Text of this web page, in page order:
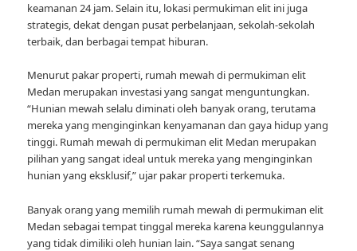
keamanan 24 jam. Selain itu, lokasi permukiman elit ini juga
strategis, dekat dengan pusat perbelanjaan, sekolah-sekolah
terbaik, dan berbagai tempat hiburan.
Menurut pakar properti, rumah mewah di permukiman elit
Medan merupakan investasi yang sangat menguntungkan.
“Hunian mewah selalu diminati oleh banyak orang, terutama
mereka yang menginginkan kenyamanan dan gaya hidup yang
tinggi. Rumah mewah di permukiman elit Medan merupakan
pilihan yang sangat ideal untuk mereka yang menginginkan
hunian yang eksklusif,” ujar pakar properti terkemuka.
Banyak orang yang memilih rumah mewah di permukiman elit
Medan sebagai tempat tinggal mereka karena keunggulannya
yang tidak dimiliki oleh hunian lain. “Saya sangat senang